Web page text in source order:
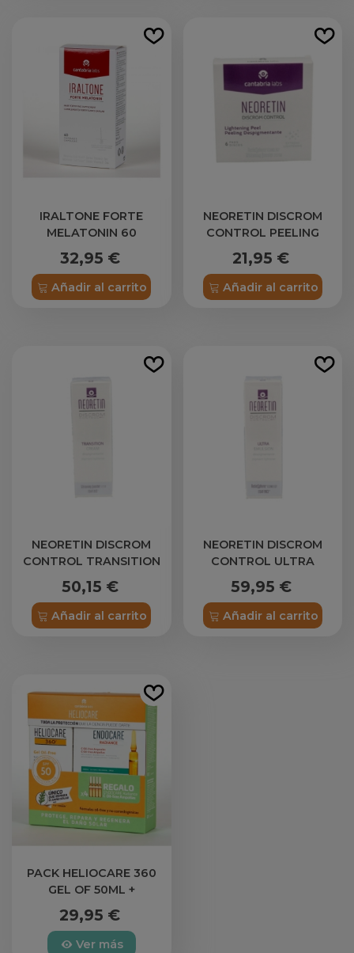
IRALTONE FORTE
MELATONIN 60
CAPSULAS
32,95 €
Añadir al carrito
NEORETIN DISCROM
CONTROL PEELING
DESPIGMENTANTE 6
DISCOS X 6 ML
21,95 €
Añadir al carrito
NEORETIN DISCROM
CONTROL TRANSITION
CREMA
DESPIGMENTANTE 1
ENVASE 50 ML
50,15 €
Añadir al carrito
NEORETIN DISCROM
CONTROL ULTRA
EMULSION
DESPIGMENTANTE 30 ML
59,95 €
Añadir al carrito
PACK HELIOCARE 360
GEL OF 50ML +
ENDOCARE
29,95 €
Ver más